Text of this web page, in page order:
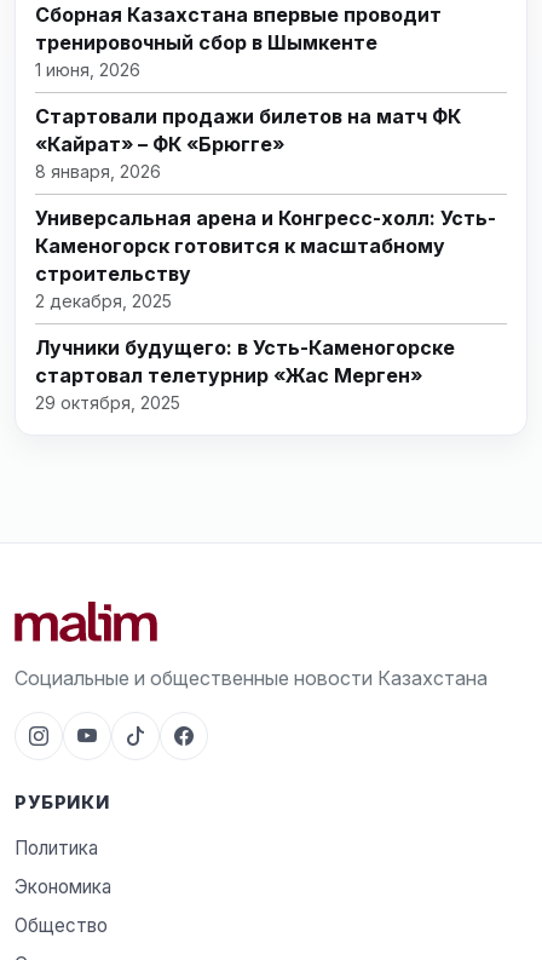
Сборная Казахстана впервые проводит
тренировочный сбор в Шымкенте
1 июня, 2026
Стартовали продажи билетов на матч ФК
«Кайрат» – ФК «Брюгге»
8 января, 2026
Универсальная арена и Конгресс-холл: Усть-
Каменогорск готовится к масштабному
строительству
2 декабря, 2025
Лучники будущего: в Усть-Каменогорске
стартовал телетурнир «Жас Мерген»
29 октября, 2025
Социальные и общественные новости Казахстана
РУБРИКИ
Политика
Экономика
Общество